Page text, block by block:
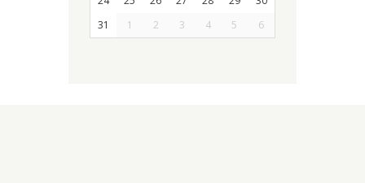
31
1 2 3 4 5 6